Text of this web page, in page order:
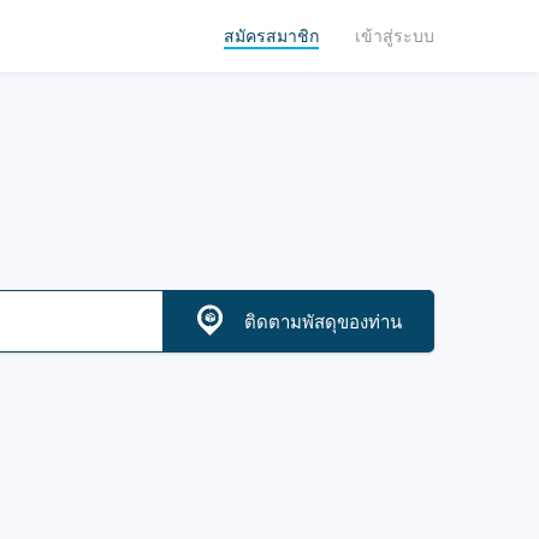
สมัครสมาชิก เข้าสู่ระบบ
ติดตามพัสดุของท่าน